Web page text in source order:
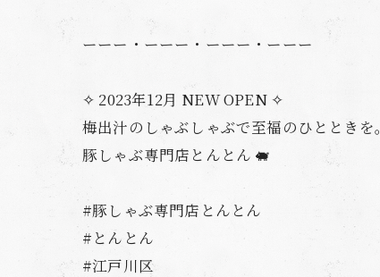
ーーー・ーーー・ーーー・ーーー
✧ 2023年12月 NEW OPEN ✧
梅出汁のしゃぶしゃぶで至福のひとときを。
豚しゃぶ専門店とんとん 🐖
#豚しゃぶ専門店とんとん
#とんとん
#江戸川区